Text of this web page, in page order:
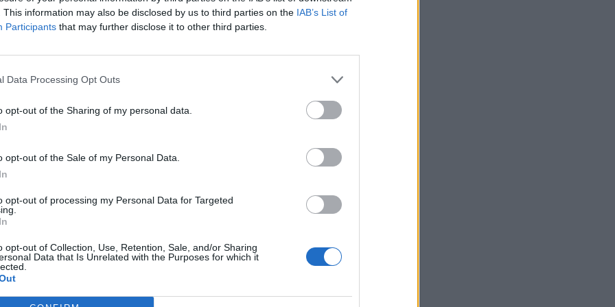
This information may also be disclosed by us to third parties on the IAB’s List of
Participants that may further disclose it to other third parties.
Data Processing Opt Outs
opt-out of the Sharing of my personal data.
opt-out of the Sale of my Personal Data.
opt-out of processing my Personal Data for Targeted
opt-out of Collection, Use, Retention, Sale, and/or Sharing
Data that Is Unrelated with the Purposes for which it
εργασιών στο δίκτυο ύδρευσης των περιοχών.
να περιορισθεί χρονικά, σε περίπτωση που οι
επομένως όλο αυτό το διάστημα τα δίκτυα ύδρευσης θα
την
Ηρακλείου με
εκπροσώπους